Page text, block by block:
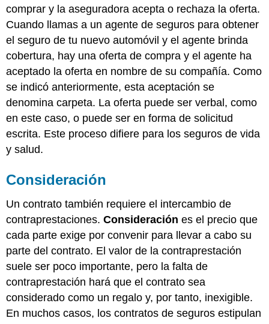
comprar y la aseguradora acepta o rechaza la oferta.
Cuando llamas a un agente de seguros para obtener
el seguro de tu nuevo automóvil y el agente brinda
cobertura, hay una oferta de compra y el agente ha
aceptado la oferta en nombre de su compañía. Como
se indicó anteriormente, esta aceptación se
denomina carpeta. La oferta puede ser verbal, como
en este caso, o puede ser en forma de solicitud
escrita. Este proceso difiere para los seguros de vida
y salud.
Consideración
Un contrato también requiere el intercambio de
contraprestaciones.Consideración es el precio que
cada parte exige por convenir para llevar a cabo su
parte del contrato. El valor de la contraprestación
suele ser poco importante, pero la falta de
contraprestación hará que el contrato sea
considerado como un regalo y, por tanto, inexigible.
En muchos casos, los contratos de seguros estipulan